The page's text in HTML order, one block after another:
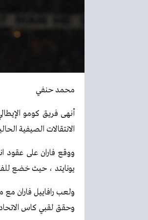
محمد حنفي
أنهى فريق كومو
الانتقالات الصيفية
ووقع فاران على عقود
يونايتد ، حيث خضع
وحقق لقبي كاس الاتحاد